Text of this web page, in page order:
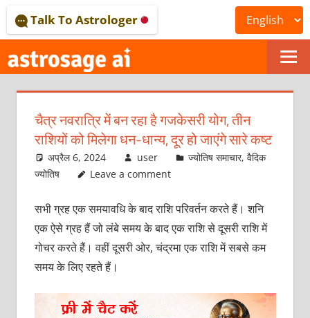
to
content
ONLINE
ASTROLOGICAL
JOURNAL
–
ASTROSAGE
MAGAZINE
Talk To Astrologer
चैत्र नवरात्रि में बन रहा है गजकेसरी योग, तीन
राशियों को मिलेगा धन-धान्‍य, दूर हो जाएंगे सारे कष्‍ट
अप्रैल 6, 2024 user ज्योतिष समाचार,वैदिक
ज्योतिष
Leave a comment
सभी ग्रह एक समयावधि के बाद राशि परिवर्तन करते हैं। शनि
एक ऐसे ग्रह हैं जो लंबे समय के बाद एक राशि से दूसरी राशि में
गोचर करते हैं। वहीं दूसरी ओर, चंद्रमा एक राशि में सबसे कम
समय के लिए रहते हैं।